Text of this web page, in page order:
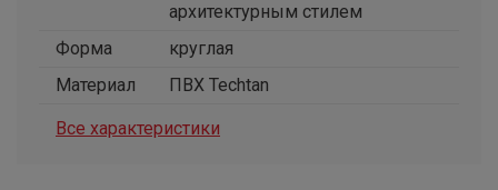
архитектурным стилем
Форма
круглая
Материал
ПВХ Techtan
Все характеристики